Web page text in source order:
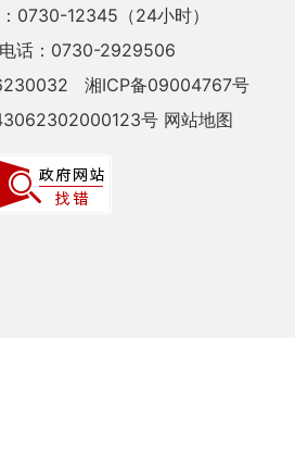
0730-12345（24小时）
话：0730-2929506
湘ICP备09004767号
号 网站地图